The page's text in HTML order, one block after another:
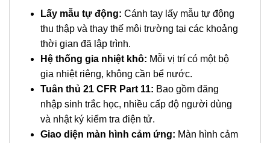
Lấy mẫu tự động: Cánh tay lấy mẫu tự động
thu thập và thay thế môi trường tại các khoảng
thời gian đã lập trình.
Hệ thống gia nhiệt khô: Mỗi vị trí có một bộ
gia nhiệt riêng, không cần bể nước.
Tuân thủ 21 CFR Part 11: Bao gồm đăng
nhập sinh trắc học, nhiều cấp độ người dùng
và nhật ký kiểm tra điện tử.
Giao diện màn hình cảm ứng: Màn hình cảm